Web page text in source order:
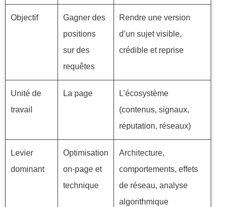
Objectif
Gagner des
positions
sur des
requêtes
Rendre une version
d’un sujet visible,
crédible et reprise
Unité de
travail
La page
L’écosystème
(contenus, signaux,
réputation, réseaux)
Levier
dominant
Optimisation
on-page et
technique
Architecture,
comportements, effets
de réseau, analyse
algorithmique